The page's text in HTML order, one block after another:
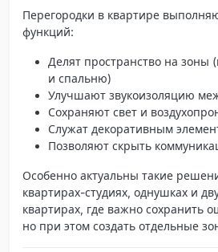
Перегородки в квартире
функций:
Делят пространство на зоны
и спальню)
Улучшают звукоизоляцию
Сохраняют свет и
Служат декоративным
Позволяют скрыть
Особенно актуальны такие
квартирах-студиях, однушках и
квартирах, где важно сохранить
но при этом создать отдельные